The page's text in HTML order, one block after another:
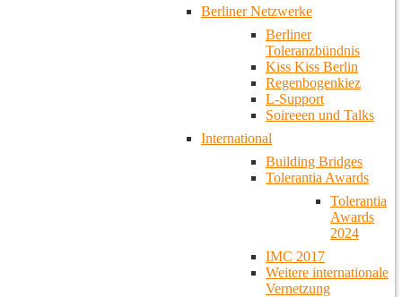
Berliner Netzwerke
Berliner
Toleranzbündnis
Kiss Kiss Berlin
Regenbogenkiez
L-Support
Soireeen und Talks
International
Building Bridges
Tolerantia Awards
Tolerantia
Awards
2024
IMC 2017
Weitere internationale
Vernetzung